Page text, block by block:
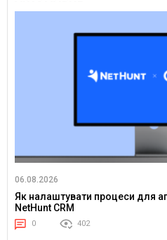
06.08.2026
Як налаштувати процеси для
NetHunt CRM
0 402